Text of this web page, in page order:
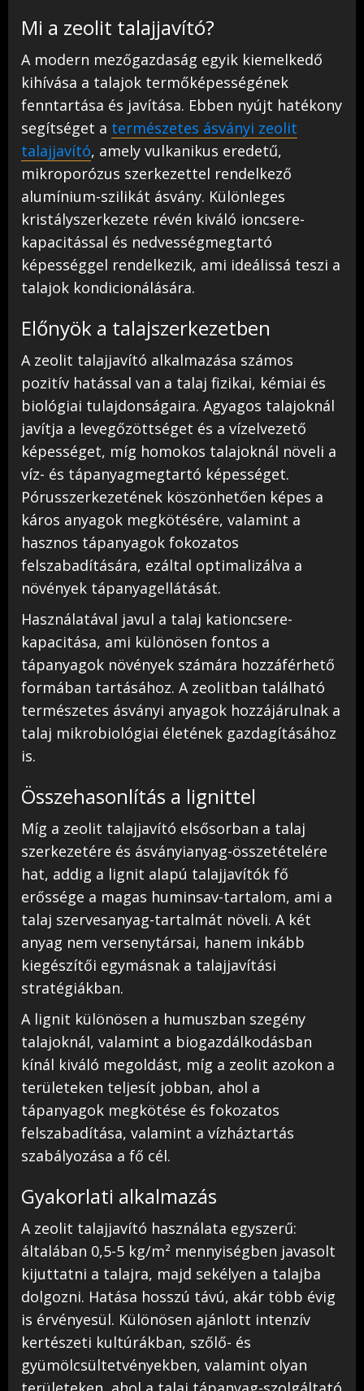
Mi a zeolit talajjavító?
A modern mezőgazdaság egyik kiemelkedő
kihívása a talajok termőképességének
fenntartása és javítása. Ebben nyújt hatékony
segítséget a természetes ásványi zeolit
talajjavító, amely vulkanikus eredetű,
mikroporózus szerkezettel rendelkező
alumínium-szilikát ásvány. Különleges
kristályszerkezete révén kiváló ioncsere-
kapacitással és nedvességmegtartó
képességgel rendelkezik, ami ideálissá teszi a
talajok kondicionálására.
Előnyök a talajszerkezetben
A zeolit talajjavító alkalmazása számos
pozitív hatással van a talaj fizikai, kémiai és
biológiai tulajdonságaira. Agyagos talajoknál
javítja a levegőzöttséget és a vízelvezető
képességet, míg homokos talajoknál növeli a
víz- és tápanyagmegtartó képességet.
Pórusszerkezetének köszönhetően képes a
káros anyagok megkötésére, valamint a
hasznos tápanyagok fokozatos
felszabadítására, ezáltal optimalizálva a
növények tápanyagellátását.
Használatával javul a talaj kationcsere-
kapacitása, ami különösen fontos a
tápanyagok növények számára hozzáférhető
formában tartásához. A zeolitban található
természetes ásványi anyagok hozzájárulnak a
talaj mikrobiológiai életének gazdagításához
is.
Összehasonlítás a lignittel
Míg a zeolit talajjavító elsősorban a talaj
szerkezetére és ásványianyag-összetételére
hat, addig a lignit alapú talajjavítók fő
erőssége a magas huminsav-tartalom, ami a
talaj szervesanyag-tartalmát növeli. A két
anyag nem versenytársai, hanem inkább
kiegészítői egymásnak a talajjavítási
stratégiákban.
A lignit különösen a humuszban szegény
talajoknál, valamint a biogazdálkodásban
kínál kiváló megoldást, míg a zeolit azokon a
területeken teljesít jobban, ahol a
tápanyagok megkötése és fokozatos
felszabadítása, valamint a vízháztartás
szabályozása a fő cél.
Gyakorlati alkalmazás
A zeolit talajjavító használata egyszerű:
általában 0,5-5 kg/m² mennyiségben javasolt
kijuttatni a talajra, majd sekélyen a talajba
dolgozni. Hatása hosszú távú, akár több évig
is érvényesül. Különösen ajánlott intenzív
kertészeti kultúrákban, szőlő- és
gyümölcsültetvényekben, valamint olyan